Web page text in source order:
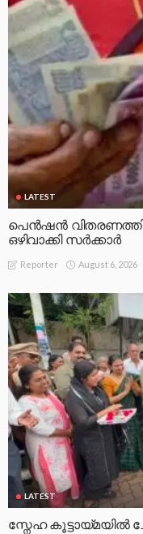
LATEST
പെൻഷൻ
ഒഴിവാക്കി സർക്കാർ
Reporter August 6, 2026
LATEST
സ്നേഹ